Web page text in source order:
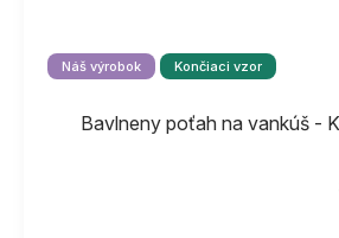
Náš výrobok Končiaci vzor
Bavlneny poťah na vankúš -